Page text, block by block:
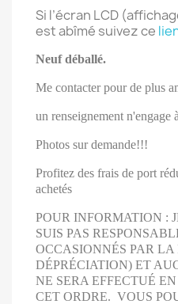
Si l’écran LCD
est abîmé suivez ce
Neuf déballé.
Me contacter pour de plus
un renseignement n'engage
Photos sur demande!!!
Profitez des frais de port
achetés
POUR INFORMATION :
SUIS PAS
OCCASIONNÉS PAR LA
DÉPRÉCIATION) ET
NE SERA EFFECTUÉ
CET ORDRE. VOUS